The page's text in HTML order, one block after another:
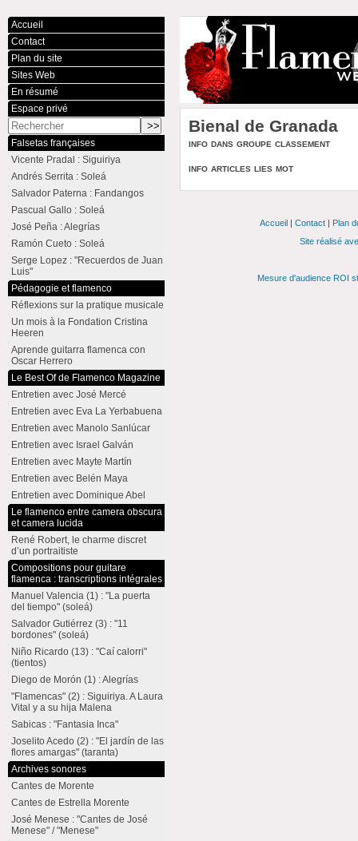
Bienal de Granada
info dans groupe classement
info articles lies mot
Accueil
Contact
Plan du site
Sites Web
En résumé
Espace privé
Falsetas françaises
Vicente Pradal : Siguiriya
Andrés Serrita : Soleá
Salvador Paterna : Fandangos
Pascual Gallo : Soleá
José Peña : Alegrías
Ramón Cueto : Soleá
Serge Lopez : "Recuerdos de Juan
Luis"
Pédagogie et flamenco
Réflexions sur la pratique musicale
Un mois à la Fondation Cristina
Heeren
Aprende guitarra flamenca con
Oscar Herrero
Le Best Of de Flamenco Magazine
Entretien avec José Mercé
Entretien avec Eva La Yerbabuena
Entretien avec Manolo Sanlúcar
Entretien avec Israel Galván
Entretien avec Mayte Martín
Entretien avec Belén Maya
Entretien avec Dominique Abel
Le flamenco entre camera obscura
et camera lucida
René Robert, le charme discret
d’un portraitiste
Compositions pour guitare
flamenca : transcriptions intégrales
Manuel Valencia (1) : "La puerta
del tiempo" (soleá)
Salvador Gutiérrez (3) : "11
bordones" (soleá)
Niño Ricardo (13) : "Caí calorri"
(tientos)
Diego de Morón (1) : Alegrías
"Flamencas" (2) : Siguiriya. A Laura
Vital y a su hija Malena
Sabicas : "Fantasia Inca"
Joselito Acedo (2) : "El jardín de las
flores amargas" (taranta)
Archives sonores
Cantes de Morente
Cantes de Estrella Morente
José Menese : "Cantes de José
Menese" / "Menese"
Accueil| Contact| Plan
Site réalisé
Mesure d'audience ROI